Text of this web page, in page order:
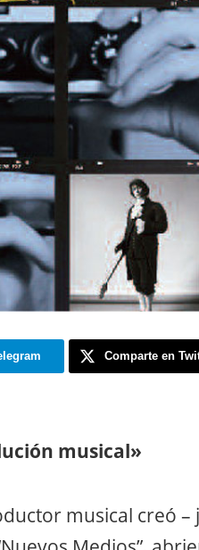
Comparte en
musical»
musical creó –